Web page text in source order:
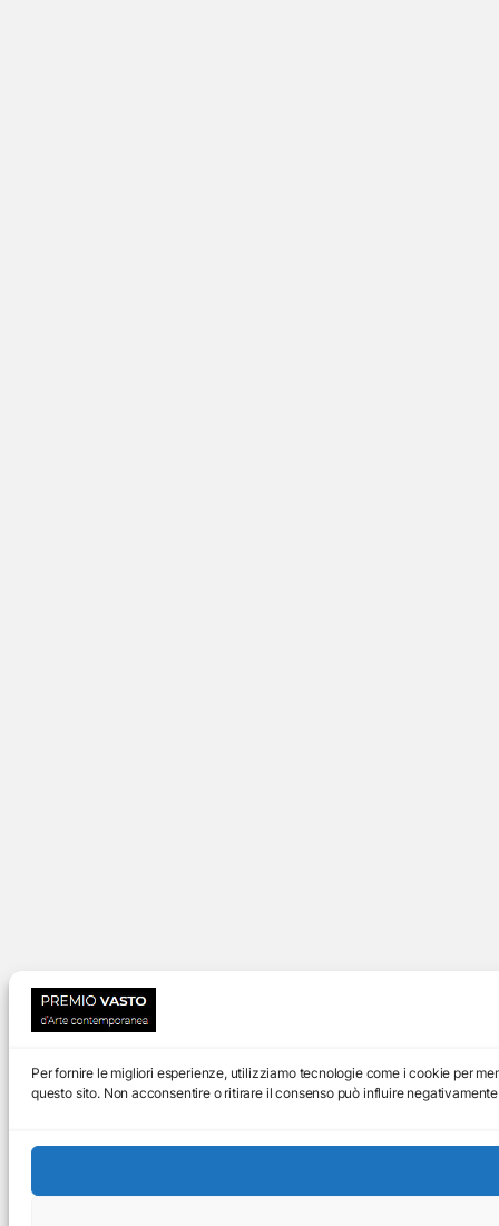
Per fornire le migliori esperienze, utilizziamo tecnologie come i cookie per
questo sito. Non acconsentire o ritirare il consenso può influire